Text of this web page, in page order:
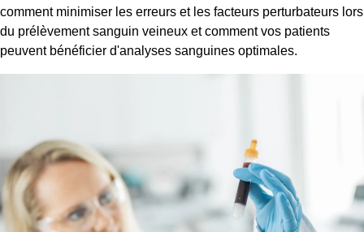
comment minimiser les erreurs et les facteurs perturbateurs lors
du prélèvement sanguin veineux et comment vos patients
peuvent bénéficier d'analyses sanguines optimales.